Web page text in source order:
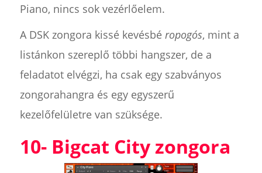
Piano, nincs sok vezérlőelem.
A DSK zongora kissé kevésbé ropogós, mint a
listánkon szereplő többi hangszer, de a
feladatot elvégzi, ha csak egy szabványos
zongorahangra és egy egyszerű
kezelőfelületre van szüksége.
10- Bigcat City zongora